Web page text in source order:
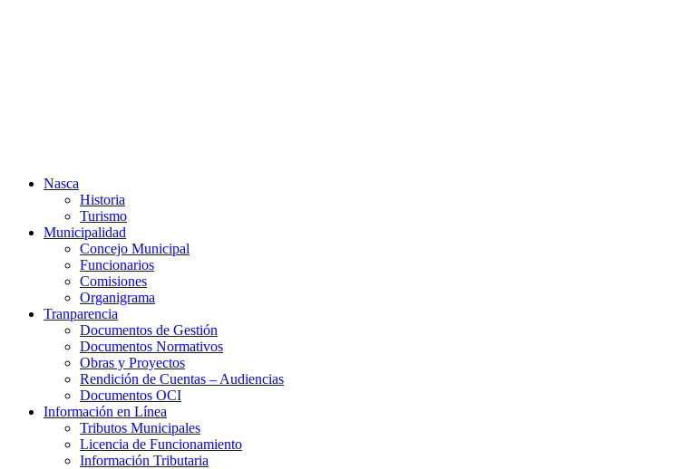
Nasca
Historia
Turismo
Municipalidad
Concejo Municipal
Funcionarios
Comisiones
Organigrama
Tranparencia
Documentos de Gestión
Documentos Normativos
Obras y Proyectos
Rendición de Cuentas – Audiencias
Documentos OCI
Información en Línea
Tributos Municipales
Licencia de Funcionamiento
Información Tributaria